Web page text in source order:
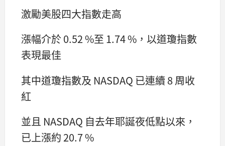
激勵美股四大指數走高
漲幅介於 0.52 %至 1.74 %，以道瓊指數
表現最佳
其中道瓊指數及 NASDAQ 已連續 8 周收
紅
並且 NASDAQ 自去年耶誕夜低點以來，
已上漲約 20.7 %